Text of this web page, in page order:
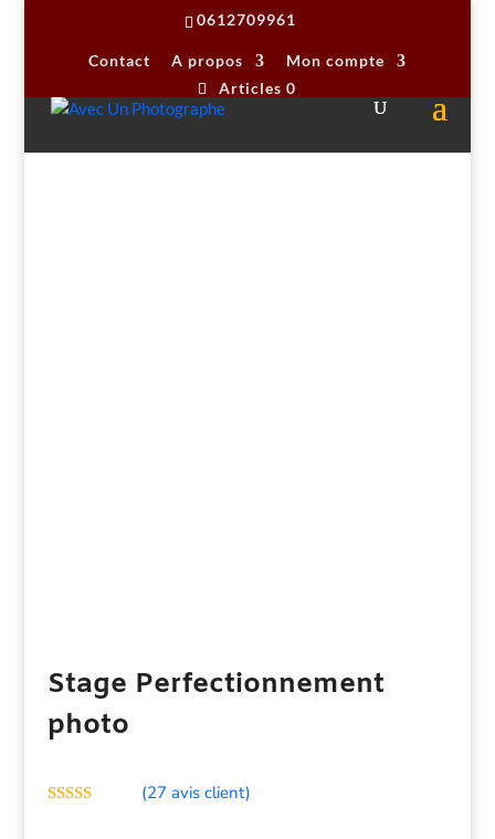
0612709961
Contact A propos
Mon compte
Articles 0
Accueil/stages photo/Initiation et Perfectionnement
/ Stage Perfectionnement photo
Stage Perfectionnement
photo
(27 avis client)